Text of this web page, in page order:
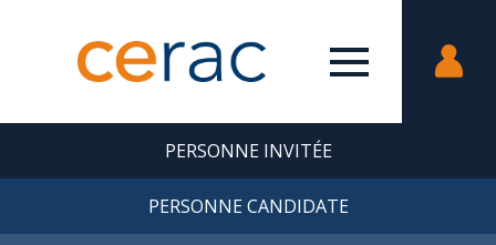
PERSONNE INVITÉE
PERSONNE CANDIDATE